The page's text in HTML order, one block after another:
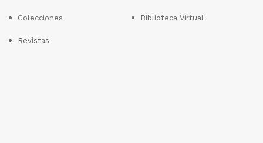
Colecciones
Revistas
Biblioteca Virtual